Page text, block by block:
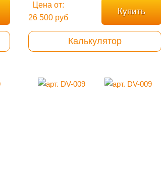
Цена от:
26 500 руб
Купить
Калькулятор